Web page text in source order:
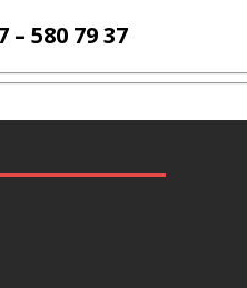
– 580 79 37